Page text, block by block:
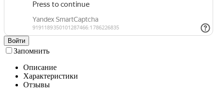
Войти
Запомнить
Описание
Характеристики
Отзывы